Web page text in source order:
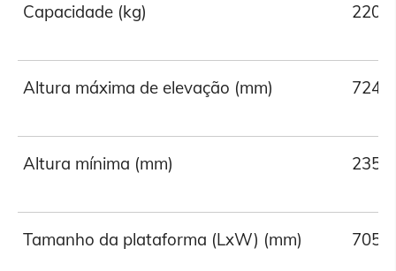
Capacidade (kg) 220
Altura máxima de elevação (mm) 724
Altura mínima (mm) 235
Tamanho da plataforma (LxW) (mm)